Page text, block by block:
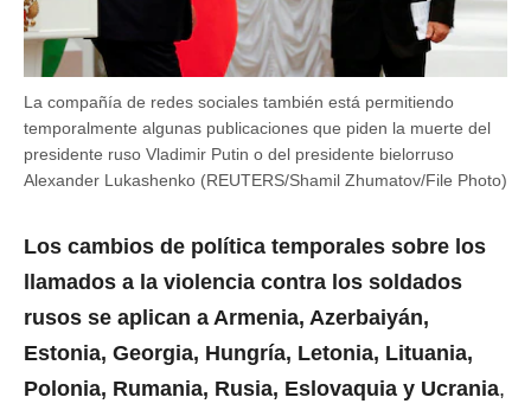
La compañía de redes sociales también está permitiendo
temporalmente algunas publicaciones que piden la muerte del
presidente ruso Vladimir Putin o del presidente bielorruso
Alexander Lukashenko (REUTERS/Shamil Zhumatov/File Photo)
Los cambios de política temporales sobre los
llamados a la violencia contra los soldados
rusos se aplican a Armenia, Azerbaiyán,
Estonia, Georgia, Hungría, Letonia, Lituania,
Polonia, Rumania, Rusia, Eslovaquia y Ucrania,